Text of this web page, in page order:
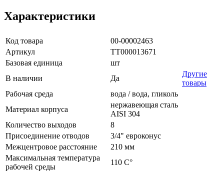
Характеристики
Код товара
00-00002463
Артикул
ТТ000013671
Базовая единица
шт
В наличии
Да
Другие
товары
Рабочая среда
вода / вода, гликоль
Материал корпуса
нержавеющая сталь
AISI 304
Количество выходов
8
Присоединение отводов
3/4" евроконус
Межцентровое расстояние
210 мм
Максимальная температура
рабочей среды
110 С°